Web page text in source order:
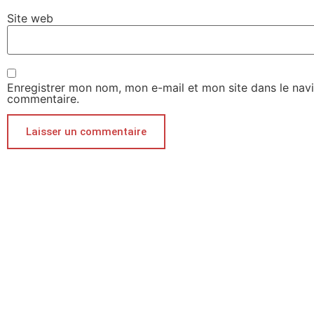
Site web
Enregistrer mon nom, mon e-mail et mon site dans le
commentaire.